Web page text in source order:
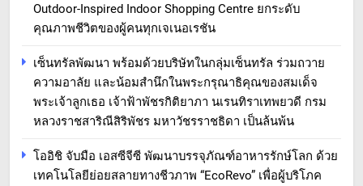
Outdoor-Inspired Indoor Shopping Centre ยกระดับ
คุณภาพชีวิตของผู้คนทุกเจเนอเรชัน
เซ็นทรัลพัฒนา พร้อมด้วยบริษัทในกลุ่มเซ็นทรัล ร่วมถวาย
ความอาลัย และน้อมสำนึกในพระกรุณาธิคุณของสมเด็จ
พระเจ้าลูกเธอ เจ้าฟ้าพัชรกิติยาภา นเรนทิราเทพยวดี กรม
หลวงราชสาริณีสิริพัชร มหาวัชรราชธิดา เป็นล้นพ้น
โออิชิ จับมือ เอสซีจีซี พัฒนาบรรจุภัณฑ์อาหารรักษ์โลก ด้วย
เทคโนโลยีย่อยสลายทางชีวภาพ “EcoRevo” เพื่อผู้บริโภค